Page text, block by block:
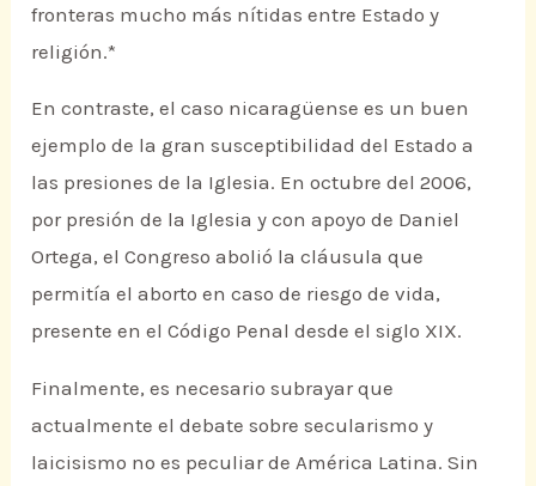
fronteras mucho más nítidas entre Estado y
religión.*
En contraste, el caso nicaragüense es un buen
ejemplo de la gran susceptibilidad del Estado a
las presiones de la Iglesia. En octubre del 2006,
por presión de la Iglesia y con apoyo de Daniel
Ortega, el Congreso abolió la cláusula que
permitía el aborto en caso de riesgo de vida,
presente en el Código Penal desde el siglo XIX.
Finalmente, es necesario subrayar que
actualmente el debate sobre secularismo y
laicisismo no es peculiar de América Latina. Sin